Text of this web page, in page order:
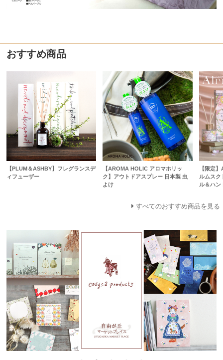
おすすめ商品
【PLUM＆ASHBY】フレグランスデ
ィフューザー
【AROMA HOLIC アロマホリッ
ク】アウトドアスプレー 日本製 虫
よけ
【限定
ルムスク
ル＆ハン
すべてのおすすめ商品を見る